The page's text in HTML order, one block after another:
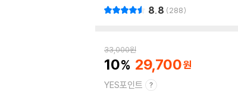
8.8 288
33,000원
10 29,700
YES포인트